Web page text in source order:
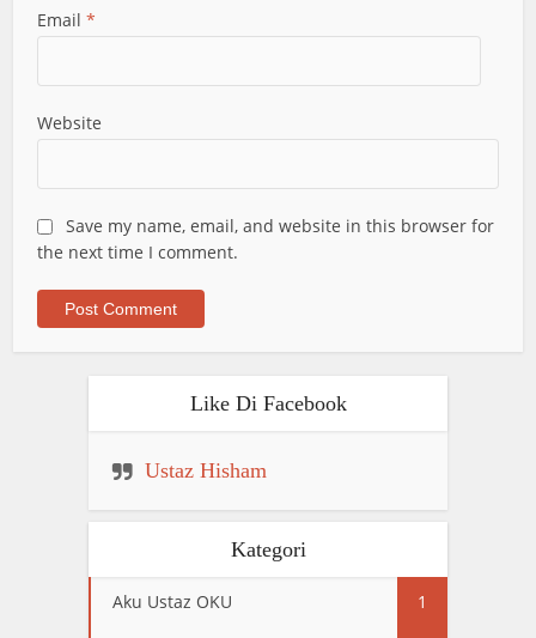
Email*
Website
Save my name, email, and website in this browser for
the next time I comment.
Like Di Facebook
Ustaz Hisham
Kategori
Aku Ustaz OKU 1